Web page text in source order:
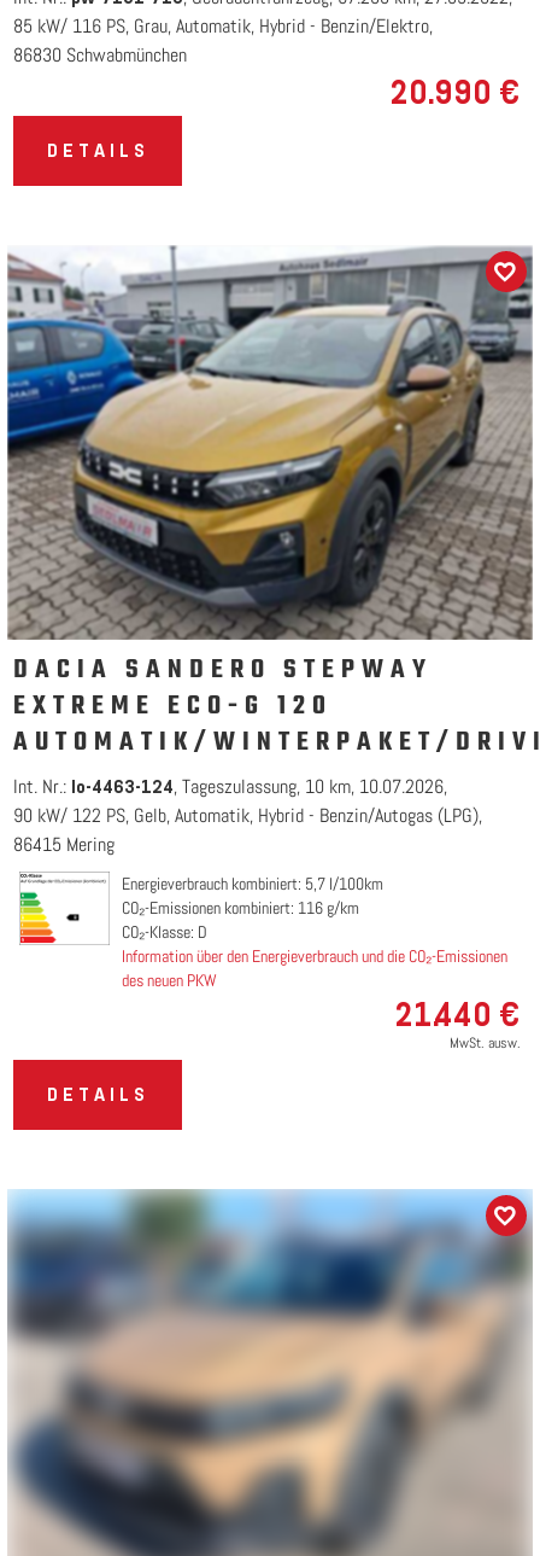
85 kW/ 116 PS Grau Automatik Hybrid - Benzin/Elektro
86830 Schwabmünchen
20.990 €
DETAILS
DACIA SANDERO STEPWAY
EXTREME ECO-G 120
AUTOMATIK/WINTERPAKET/
Int. Nr.: lo-4463-124 Tageszulassung 10 km 10.07.2026
90 kW/ 122 PS Gelb Automatik Hybrid - Benzin/Autogas (LPG)
86415 Mering
Energieverbrauch kombiniert: 5,7 l/100km
CO₂-Emissionen kombiniert: 116 g/km
CO₂-Klasse: D
Information über den Energieverbrauch und die CO₂-Emissionen
des neuen PKW
21.440 €
MwSt. ausw.
DETAILS